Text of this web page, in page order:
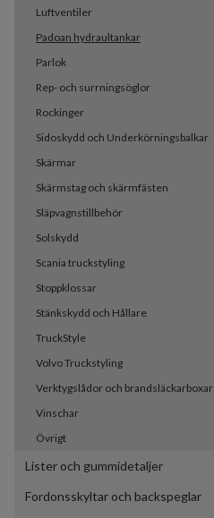
Luftventiler
Padoan hydraultankar
Parlok
Rep- och surrningsöglor
Rockinger
Sidoskydd och Underkörningsbalkar
Skärmar
Skärmstag och skärmfästen
Släpvagnstillbehör
Solskydd
Scania truckstyling
Stoppklossar
Stänkskydd och Hållare
TruckStyle
Volvo Truckstyling
Verktygslådor och brandsläckarboxar
Vinschar
Övrigt
Lister och gummidetaljer
Fordonsskyltar och backspeglar